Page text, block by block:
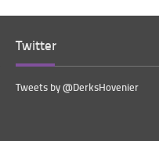
Twitter
Tweets by @DerksHovenier